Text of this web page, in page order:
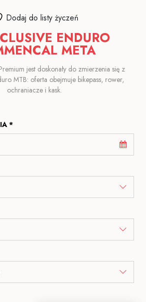
Dodaj do listy życzeń
ENDURO
META
jest doskonały do zmierzenia się z
MTB: oferta obejmuje bikepass, rower,
ochraniacze i kask.
*